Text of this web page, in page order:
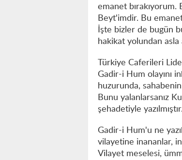
emanet bırakıyorum.
Beyt'imdir. Bu
İşte bizler de bugün
hakikat yolundan asla
Türkiye Caferileri
Gadir-i Hum olayını
huzurunda,
Bunu yalanlarsanız
şehadetiyle
Gadir-i Hum'u ne
vilayetine inananlar,
Vilayet meselesi,